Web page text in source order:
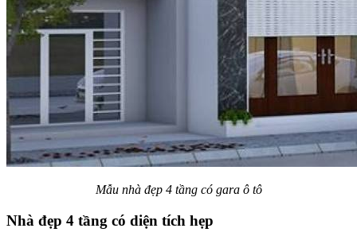
Mẫu nhà đẹp 4 tầng có gara ô tô
Nhà đẹp 4 tầng có diện tích hẹp